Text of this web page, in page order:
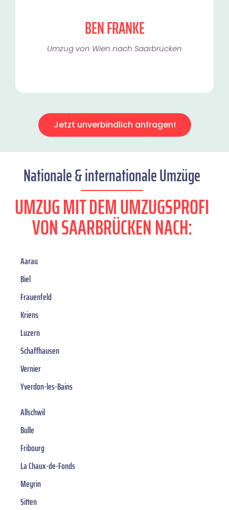
BEN FRANKE
Umzug von Wien nach Saarbrücken
Jetzt unverbindlich anfragen!
Nationale & internationale Umzüge
UMZUG MIT DEM UMZUGSPROFI
VON SAARBRÜCKEN NACH:
Aarau
Biel
Frauenfeld
Kriens
Luzern
Schaffhausen
Vernier
Yverdon-les-Bains
Allschwil
Bulle
Fribourg
La Chaux-de-Fonds
Meyrin
Sitten